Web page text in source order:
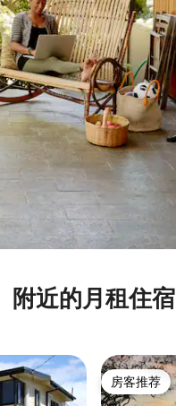
附近的月租住宿
房客推荐
房客推荐